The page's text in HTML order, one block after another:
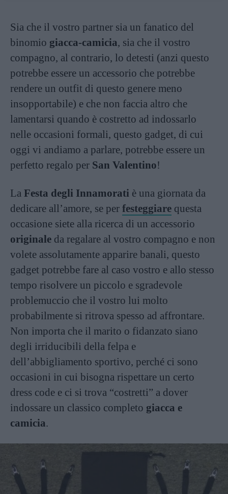
Sia che il vostro partner sia un fanatico del
binomio giacca-camicia, sia che il vostro
compagno, al contrario, lo detesti (anzi questo
potrebbe essere un accessorio che potrebbe
rendere un outfit di questo genere meno
insopportabile) e che non faccia altro che
lamentarsi quando è costretto ad indossarlo
nelle occasioni formali, questo gadget, di cui
oggi vi andiamo a parlare, potrebbe essere un
perfetto regalo per San Valentino!
La Festa degli Innamorati è una giornata da
dedicare all’amore, se per festeggiare questa
occasione siete alla ricerca di un accessorio
originale da regalare al vostro compagno e non
volete assolutamente apparire banali, questo
gadget potrebbe fare al caso vostro e allo stesso
tempo risolvere un piccolo e sgradevole
problemuccio che il vostro lui molto
probabilmente si ritrova spesso ad affrontare.
Non importa che il marito o fidanzato siano
degli irriducibili della felpa e
dell’abbigliamento sportivo, perché ci sono
occasioni in cui bisogna rispettare un certo
dress code e ci si trova “costretti” a dover
indossare un classico completo giacca e
camicia.